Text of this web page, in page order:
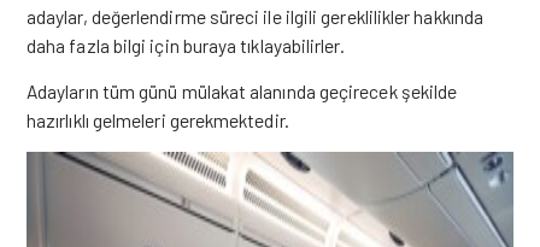
adaylar, değerlendirme süreci ile ilgili gereklilikler hakkında
daha fazla bilgi için buraya tıklayabilirler.
Adayların tüm günü mülakat alanında geçirecek şekilde
hazırlıklı gelmeleri gerekmektedir.